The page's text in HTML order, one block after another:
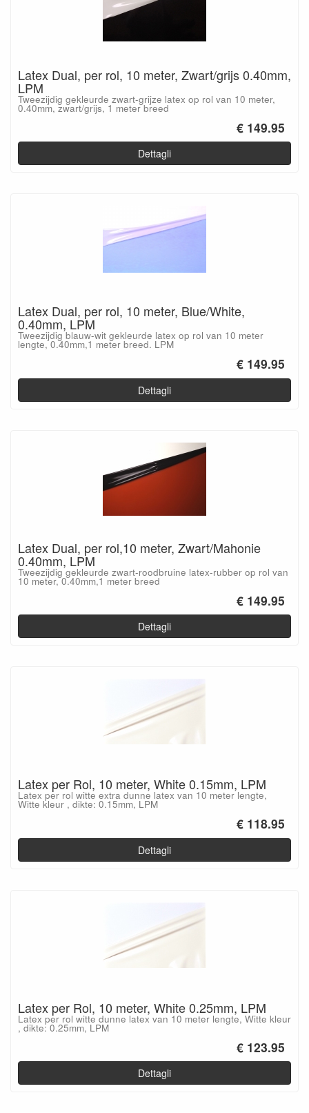
Latex Dual, per rol, 10 meter, Zwart/grijs 0.40mm,
LPM
Tweezijdig gekleurde zwart-grijze latex op rol van 10 meter,
0.40mm, zwart/grijs, 1 meter breed
€ 149.95
Dettagli
Latex Dual, per rol, 10 meter, Blue/White,
0.40mm, LPM
Tweezijdig blauw-wit gekleurde latex op rol van 10 meter
lengte, 0.40mm,1 meter breed. LPM
€ 149.95
Dettagli
Latex Dual, per rol,10 meter, Zwart/Mahonie
0.40mm, LPM
Tweezijdig gekleurde zwart-roodbruine latex-rubber op rol van
10 meter, 0.40mm,1 meter breed
€ 149.95
Dettagli
Latex per Rol, 10 meter, White 0.15mm, LPM
Latex per rol witte extra dunne latex van 10 meter lengte,
Witte kleur , dikte: 0.15mm, LPM
€ 118.95
Dettagli
Latex per Rol, 10 meter, White 0.25mm, LPM
Latex per rol witte dunne latex van 10 meter lengte, Witte kleur
, dikte: 0.25mm, LPM
€ 123.95
Dettagli